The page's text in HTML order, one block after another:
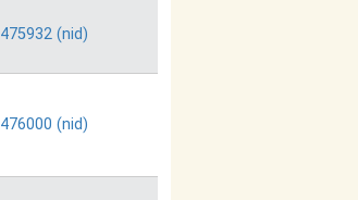
475932 (nid)
476000 (nid)